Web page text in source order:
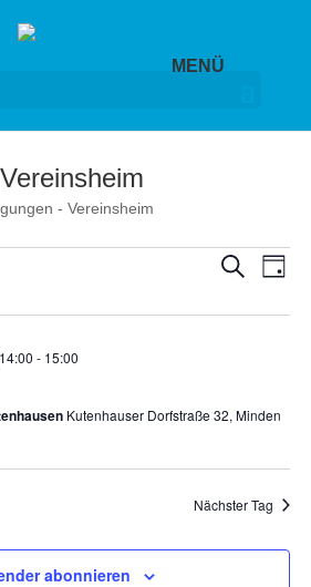
- Vereinsheim
und
Suche
Tag
- 15:00
Kutenhauser Dorfstraße 32, Minden
Nächster Tag
abonnieren